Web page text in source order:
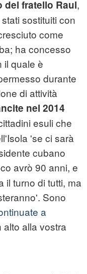
del fratello Raul,
sostituiti con
come
ha concesso
il quale è
durante
di attività
nel 2014
esuli che
'se ci sarà
cubano
avrò 90 anni, e
il turno di tutti, ma
Sono
a
alla vostra